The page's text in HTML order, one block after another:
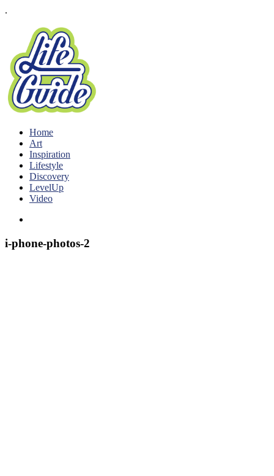
.
Home
Art
Inspiration
Lifestyle
Discovery
LevelUp
Video
i-phone-photos-2